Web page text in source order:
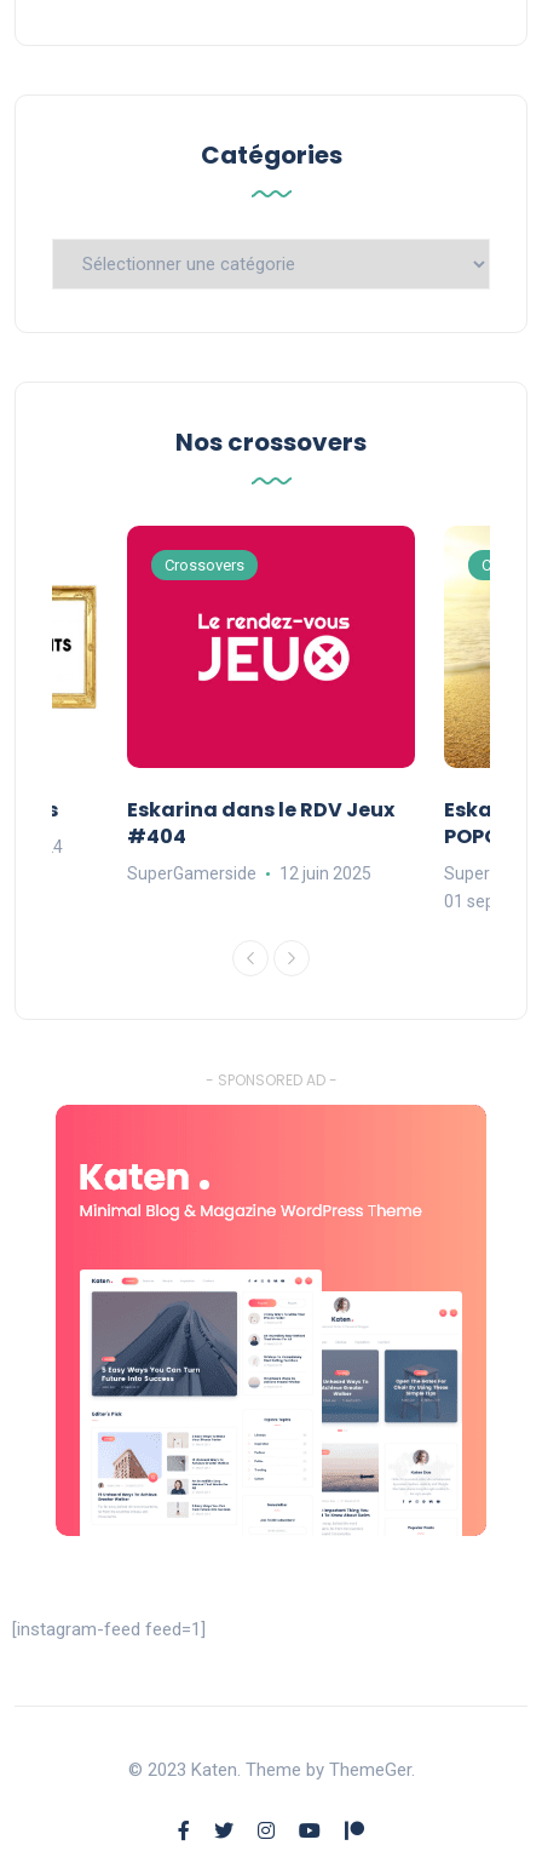
Catégories
Catégories
Nos crossovers
2024
Crossovers
Eskarina dans le RDV Jeux
#404
SuperGamerside 12 juin 2025
Eskarina
01
- SPONSORED AD -
[instagram-feed feed=1]
© 2023 Katen. Theme by ThemeGer.